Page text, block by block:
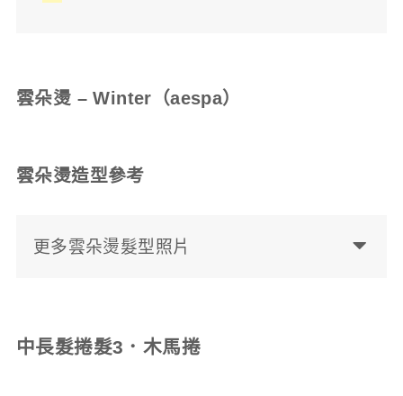
雲朵燙 – Winter（aespa）
雲朵燙造型參考
更多雲朵燙髮型照片
中長髮捲髮3．木馬捲